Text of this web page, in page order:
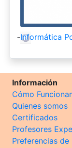
-Informática
Información
Cómo
Quienes somos
Certificados
Profesores
Preferencias de